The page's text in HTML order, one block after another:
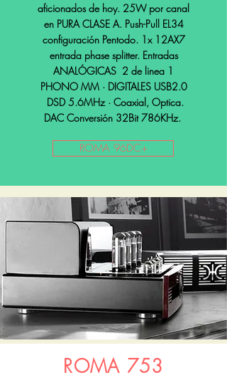
aficionados de hoy. 25W por canal
en PURA CLASE A. Push-Pull EL34
configuración Pentodo. 1x 12AX7
entrada phase splitter. Entradas
ANALÓGICAS 2 de linea 1
PHONO MM · DIGITALES USB2.0
DSD 5.6MHz · Coaxial, Optica.
DAC Conversión 32Bit 786KHz.
ROMA 96DC+
ROMA 753